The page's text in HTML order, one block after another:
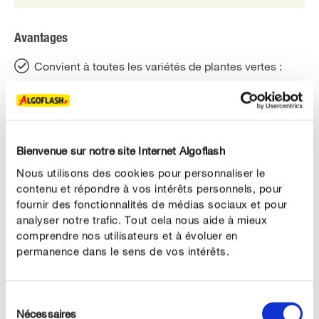
Bienvenue sur notre site Internet Algoflash
Nous utilisons des cookies pour personnaliser le
contenu et répondre à vos intérêts personnels, pour
fournir des fonctionnalités de médias sociaux et pour
analyser notre trafic. Tout cela nous aide à mieux
comprendre nos utilisateurs et à évoluer en
permanence dans le sens de vos intérêts.
duNécessaires
Avantages
Convient à toutes les variétés de plantes vertes :
schefflera, monstera, etc.
Assure vitalité, croissance, beauté.
Utilisable en Agriculture Biologique*
Vendu en Hypermarchés et Supermarchés.